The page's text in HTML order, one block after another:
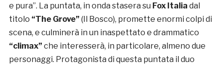
e pura”. La puntata, in onda stasera su Fox Italia dal
titolo “The Grove” (Il Bosco), promette enormi colpi di
scena, e culminerà in un inaspettato e drammatico
“climax” che interesserà, in particolare, almeno due
personaggi. Protagonista di questa puntata il duo